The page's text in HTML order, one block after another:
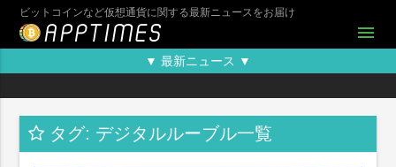
ビットコインなど仮想通貨に関する最新ニュースをお届け
menu
▼ 最新ニュース ▼
タグ: デジタルルーブル一覧